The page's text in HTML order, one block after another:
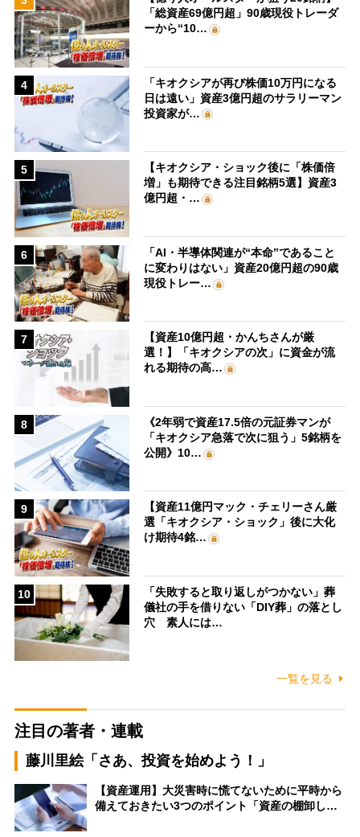
「総資産69億円超」90歳現役トレーダ
ーから“10…
4
「キオクシアが再び株価10万円になる
日は遠い」資産3億円超のサラリーマン
投資家が…
5
【キオクシア・ショック後に「株価倍
増」も期待できる注目銘柄5選】資産3
億円超・…
6
「AI・半導体関連が“本命”であること
に変わりはない」資産20億円超の90歳
現役トレー…
7
【資産10億円超・かんちさんが厳
選！】「キオクシアの次」に資金が流
れる期待の高…
8
《2年弱で資産17.5倍の元証券マンが
「キオクシア急落で次に狙う」5銘柄を
公開》10…
9
【資産11億円マック・チェリーさん厳
選「キオクシア・ショック」後に大化
け期待4銘…
10
「失敗すると取り返しがつかない」葬
儀社の手を借りない「DIY葬」の落とし
穴 素人には…
一覧を見る
注目の著者・連載
藤川里絵「さあ、投資を始めよう！」
【資産運用】大災害時に慌てないために平時から
備えておきたい3つのポイント「資産の棚卸し…